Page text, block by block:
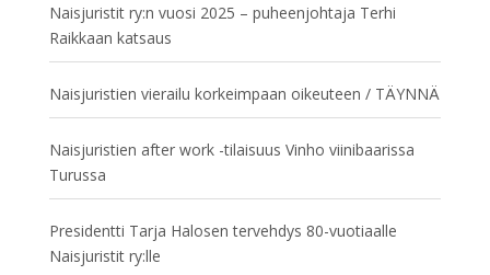
Naisjuristit ry:n vuosi 2025 – puheenjohtaja Terhi
Raikkaan katsaus
Naisjuristien vierailu korkeimpaan oikeuteen / TÄYNNÄ
Naisjuristien after work -tilaisuus Vinho viinibaarissa
Turussa
Presidentti Tarja Halosen tervehdys 80-vuotiaalle
Naisjuristit ry:lle